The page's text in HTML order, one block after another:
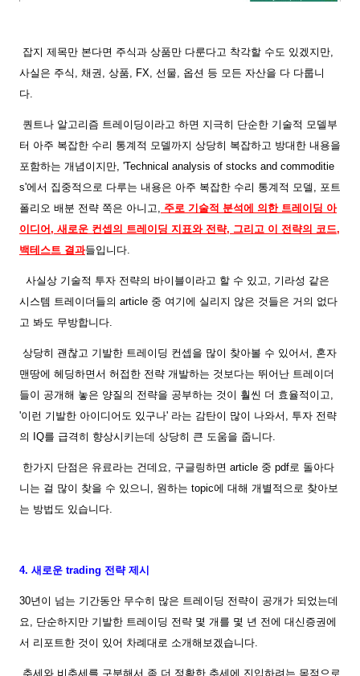
잡지 제목만 본다면 주식과 상품만 다룬다고 착각할 수도 있겠지만,
사실은 주식, 채권, 상품, FX, 선물, 옵션 등 모든 자산을 다 다룹니
다.
퀀트나 알고리즘 트레이딩이라고 하면 지극히 단순한 기술적 모델부
터 아주 복잡한 수리 통계적 모델까지 상당히 복잡하고 방대한 내용을
포함하는 개념이지만, 'Technical analysis of stocks and commoditie
s'에서 집중적으로 다루는 내용은 아주 복잡한 수리 통계적 모델, 포트
폴리오 배분 전략 쪽은 아니고, 주로 기술적 분석에 의한 트레이딩 아
이디어, 새로운 컨셉의 트레이딩 지표와 전략, 그리고 이 전략의 코드,
백테스트 결과들입니다.
사실상 기술적 투자 전략의 바이블이라고 할 수 있고, 기라성 같은
시스템 트레이더들의 article 중 여기에 실리지 않은 것들은 거의 없다
고 봐도 무방합니다.
상당히 괜찮고 기발한 트레이딩 컨셉을 많이 찾아볼 수 있어서, 혼자
맨땅에 헤딩하면서 허접한 전략 개발하는 것보다는 뛰어난 트레이더
들이 공개해 놓은 양질의 전략을 공부하는 것이 훨씬 더 효율적이고,
'이런 기발한 아이디어도 있구나' 라는 감탄이 많이 나와서, 투자 전략
의 IQ를 급격히 향상시키는데 상당히 큰 도움을 줍니다.
한가지 단점은 유료라는 건데요, 구글링하면 article 중 pdf로 돌아다
니는 걸 많이 찾을 수 있으니, 원하는 topic에 대해 개별적으로 찾아보
는 방법도 있습니다.
4. 새로운 trading 전략 제시
30년이 넘는 기간동안 무수히 많은 트레이딩 전략이 공개가 되었는데
요, 단순하지만 기발한 트레이딩 전략 몇 개를 몇 년 전에 대신증권에
서 리포트한 것이 있어 차례대로 소개해보겠습니다.
추세와 비추세를 구분해서 좀 더 정확한 추세에 진입하려는 목적으로